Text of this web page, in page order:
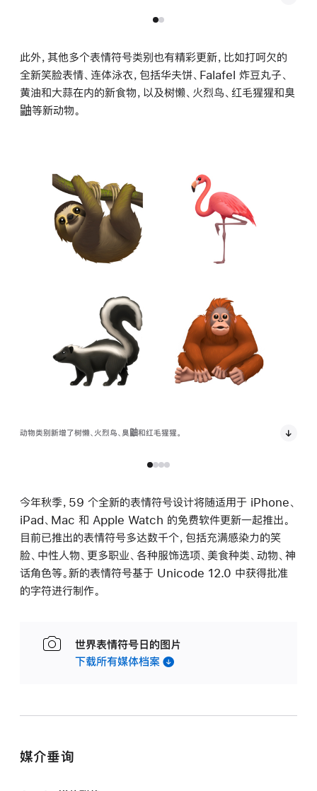
此外，其他多个表情符号类别也有精彩更新，比如打呵欠的
全新笑脸表情、连体泳衣，包括华夫饼、Falafel 炸豆丸子、
黄油和大蒜在内的新食物，以及树懒、火烈鸟、红毛猩猩和臭
鼬等新动物。
动物类别新增了树懒、火烈鸟、臭鼬和红毛猩猩。
今年秋季，59 个全新的表情符号设计将随适用于 iPhone、
iPad、Mac 和 Apple Watch 的免费软件更新一起推出。
目前已推出的表情符号多达数千个，包括充满感染力的笑
脸、中性人物、更多职业、各种服饰选项、美食种类、动物、神
话角色等。新的表情符号基于 Unicode 12.0 中获得批准
的字符进行制作。
世界表情符号日的图片
下载所有媒体档案
媒介垂询